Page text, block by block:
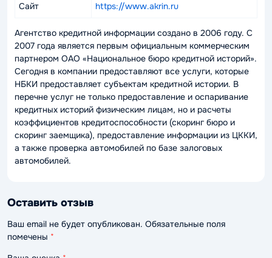
Сайт https://www.akrin.ru
Агентство кредитной информации создано в 2006 году. С
2007 года является первым официальным коммерческим
партнером ОАО «Национальное бюро кредитной историй».
Сегодня в компании предоставляют все услуги, которые
НБКИ предоставляет субъектам кредитной истории. В
перечне услуг не только предоставление и оспаривание
кредитных историй физическим лицам, но и расчеты
коэффициентов кредитоспособности (скоринг бюро и
скоринг заемщика), предоставление информации из ЦККИ,
а также проверка автомобилей по базе залоговых
автомобилей.
Оставить отзыв
Ваш email не будет опубликован. Обязательные поля
помечены *